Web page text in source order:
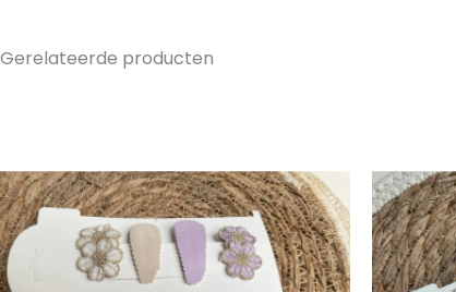
Gerelateerde producten